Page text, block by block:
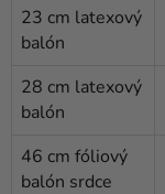
23 cm latexový
balón
28 cm latexový
balón
46 cm fóliový
balón srdce